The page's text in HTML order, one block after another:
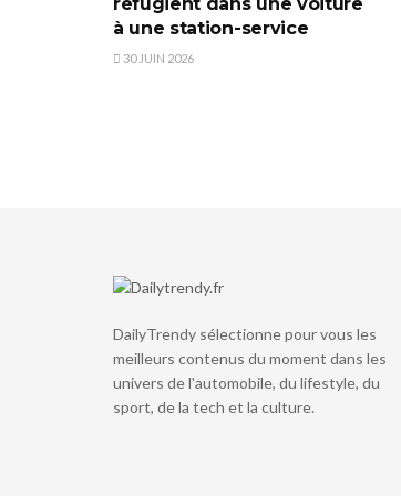
à une station-service
30 JUIN 2026
DailyTrendy sélectionne pour vous les
meilleurs contenus du moment dans les
univers de l'automobile, du lifestyle, du
sport, de la tech et la culture.